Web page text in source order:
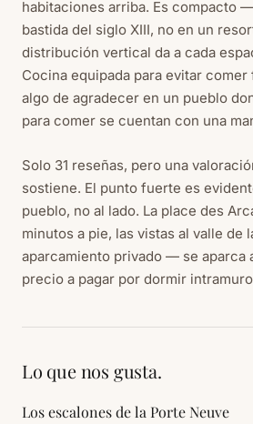
habitaciones arriba. Es compacto
bastida del siglo XIII, no en un
distribución vertical da a cada
Cocina equipada para evitar
algo de agradecer en un pueblo
para comer se cuentan con una
Solo 31 reseñas, pero una
sostiene. El punto fuerte es
pueblo, no al lado. La place des
minutos a pie, las vistas al valle de
aparcamiento privado — se aparca
precio a pagar por dormir
Lo que nos gusta.
Los escalones de la Porte Neuve